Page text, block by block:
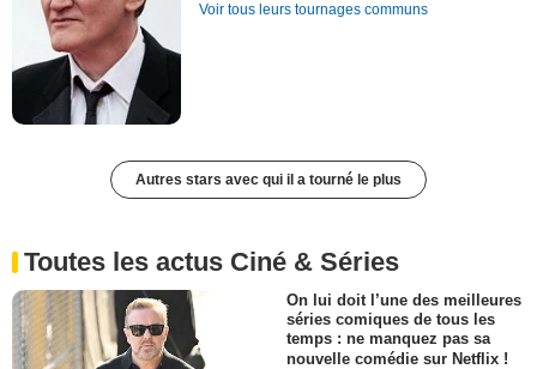
Voir tous leurs tournages communs
Autres stars avec qui il a tourné le plus
Toutes les actus Ciné & Séries
On lui doit l’une des meilleures
séries comiques de tous les
temps : ne manquez pas sa
nouvelle comédie sur Netflix !